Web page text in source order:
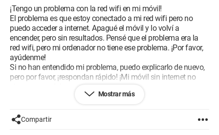
¡Tengo un problema con la red wifi en mi móvil!
El problema es que estoy conectado a mi red wifi pero no
puedo acceder a internet. Apagué el móvil y lo volví a
encender, pero sin resultados. Pensé que el problema era la
red wifi, pero mi ordenador no tiene ese problema. ¡Por favor,
ayúdenme!
Si no han entendido mi problema, puedo explicarlo de nuevo,
pero por favor, ¡respondan rápido! ¡Mi móvil sin internet no
Mostrar más
Compartir